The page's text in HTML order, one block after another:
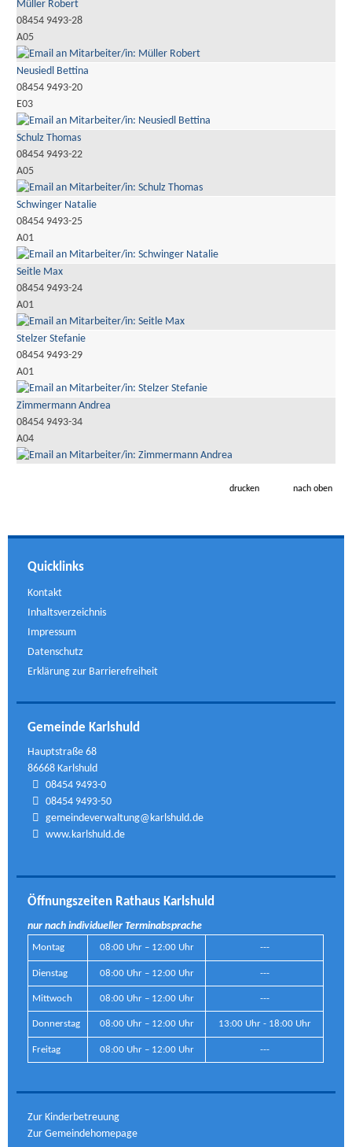
Müller Robert
08454 9493-28
A05
Neusiedl Bettina
08454 9493-20
E03
Schulz Thomas
08454 9493-22
A05
Schwinger Natalie
08454 9493-25
A01
Seitle Max
08454 9493-24
A01
Stelzer Stefanie
08454 9493-29
A01
Zimmermann Andrea
08454 9493-34
A04
drucken nach oben
Quicklinks
Kontakt
Inhaltsverzeichnis
Impressum
Datenschutz
Erklärung zur Barrierefreiheit
Gemeinde Karlshuld
Hauptstraße 68
86668 Karlshuld
08454 9493-0
08454 9493-50
gemeindeverwaltung@karlshuld.de
www.karlshuld.de
Öffnungszeiten Rathaus Karlshuld
nur nach individueller Terminabsprache
Montag 08:00 Uhr – 12:00 Uhr ---
Dienstag 08:00 Uhr – 12:00 Uhr ---
Mittwoch 08:00 Uhr – 12:00 Uhr ---
Donnerstag 08:00 Uhr – 12:00 Uhr 13:00 Uhr - 18:00 Uhr
Freitag 08:00 Uhr – 12:00 Uhr ---
Zur Kinderbetreuung
Zur Gemeindehomepage